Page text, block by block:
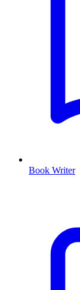
Book Writer